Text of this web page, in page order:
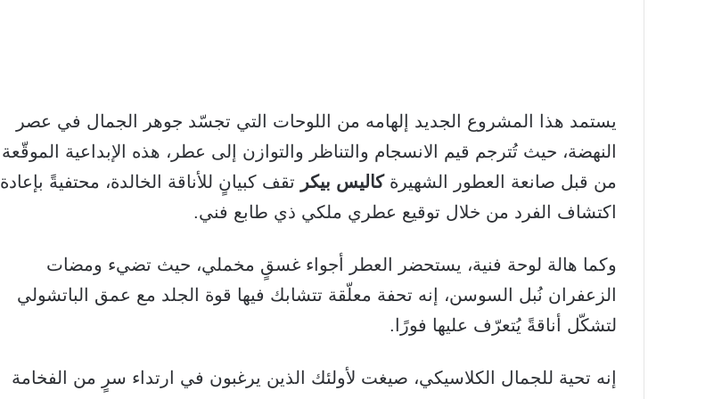
يستمد هذا المشروع الجديد إلهامه من اللوحات التي تجسّد جوهر الجمال في عصر
النهضة، حيث تُترجم قيم الانسجام والتناظر والتوازن إلى عطر، هذه الإبداعية الموقّعة
من قبل صانعة العطور الشهيرةكاليس بيكر تقف كبيانٍ للأناقة الخالدة، محتفيةً بإعادة
اكتشاف الفرد من خلال توقيع عطري ملكي ذي طابع فني.
وكما هالة لوحة فنية، يستحضر العطر أجواء غسقٍ مخملي، حيث تضيء ومضات
الزعفران نُبل السوسن، إنه تحفة معلّقة تتشابك فيها قوة الجلد مع عمق الباتشولي
لتشكّل أناقةً يُتعرّف عليها فورًا.
إنه تحية للجمال الكلاسيكي، صيغت لأولئك الذين يرغبون في ارتداء سرٍ من الفخامة